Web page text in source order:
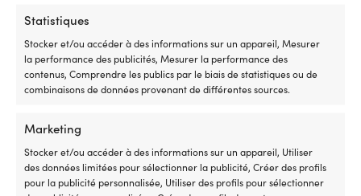
Statistiques
Stocker et/ou accéder à des informations sur un appareil, Mesurer
la performance des publicités, Mesurer la performance des
contenus, Comprendre les publics par le biais de statistiques ou de
combinaisons de données provenant de différentes sources.
Marketing
Stocker et/ou accéder à des informations sur un appareil, Utiliser
des données limitées pour sélectionner la publicité, Créer des profils
pour la publicité personnalisée, Utiliser des profils pour sélectionner
Goupilles smart pin